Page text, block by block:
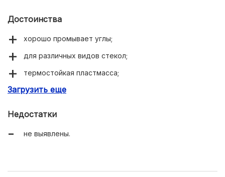
Достоинства
хорошо промывает углы;
для различных видов стекол;
термостойкая пластмасса;
миниатюрные габариты.
Загрузить еще
Недостатки
не выявлены.